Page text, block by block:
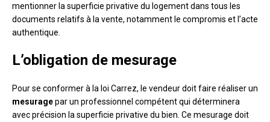
mentionner la superficie privative du logement dans tous les
documents relatifs à la vente, notamment le compromis et l’acte
authentique.
L’obligation de mesurage
Pour se conformer à la loi Carrez, le vendeur doit faire réaliser un
mesuragepar un professionnel compétent qui déterminera
avec précision la superficie privative du bien. Ce mesurage doit